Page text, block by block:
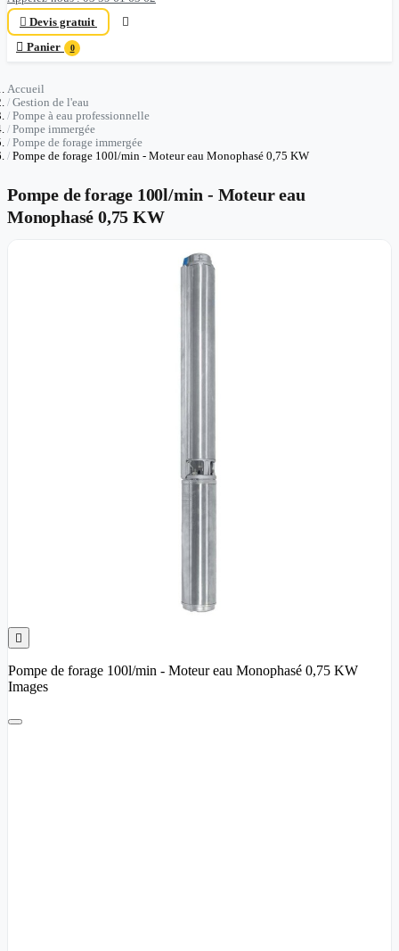
 Devis gratuit

 Panier 0
Accueil
Gestion de l'eau
Pompe à eau professionnelle
Pompe immergée
Pompe de forage immergée
Pompe de forage 100l/min - Moteur eau Monophasé 0,75 KW
Pompe de forage 100l/min - Moteur eau
Monophasé 0,75 KW

Pompe de forage 100l/min - Moteur eau Monophasé 0,75 KW
Images